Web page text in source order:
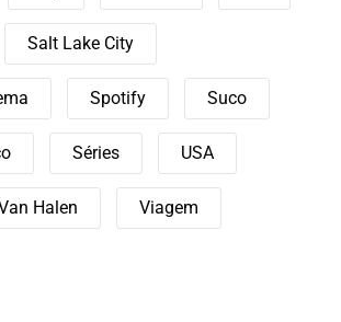
Salt Lake City
Spotify Suco
Séries USA
Halen Viagem